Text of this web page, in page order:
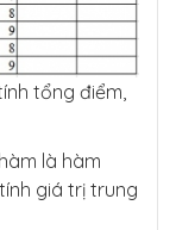
tổng điểm,
là hàm
giá trị trung